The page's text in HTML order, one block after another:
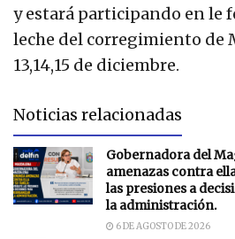
y estará participando en le
leche del corregimiento de
13,14,15 de diciembre.
Noticias relacionadas
Gobernadora del
amenazas contra
las presiones a
la administración.
6 DE AGOSTO DE 2026